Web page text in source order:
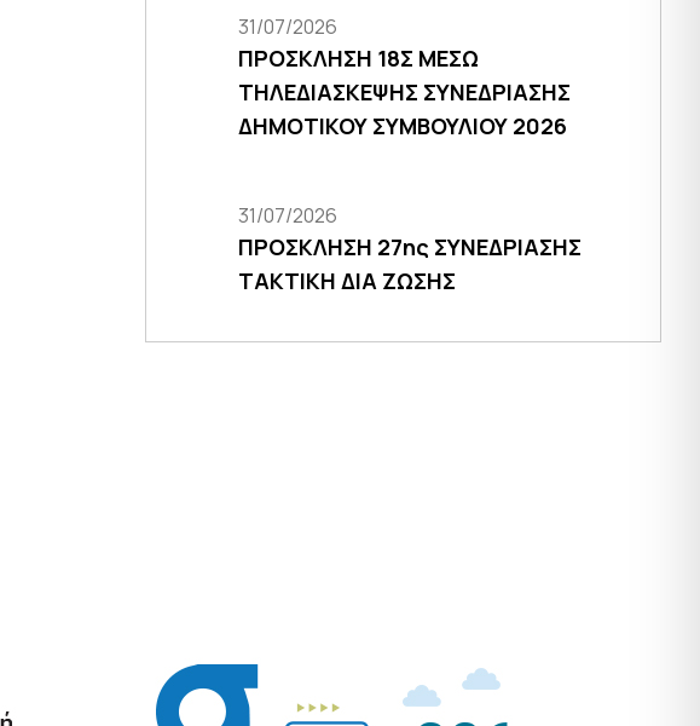
31/07/2026
ΠΡΟΣΚΛΗΣΗ 18Σ ΜΕΣΩ
ΤΗΛΕΔΙΑΣΚΕΨΗΣ ΣΥΝΕΔΡΙΑΣΗΣ
ΔΗΜΟΤΙΚΟΥ ΣΥΜΒΟΥΛΙΟΥ 2026
31/07/2026
ΠΡΟΣΚΛΗΣΗ 27ης ΣΥΝΕΔΡΙΑΣΗΣ
ΤΑΚΤΙΚΗ ΔΙΑ ΖΩΣΗΣ